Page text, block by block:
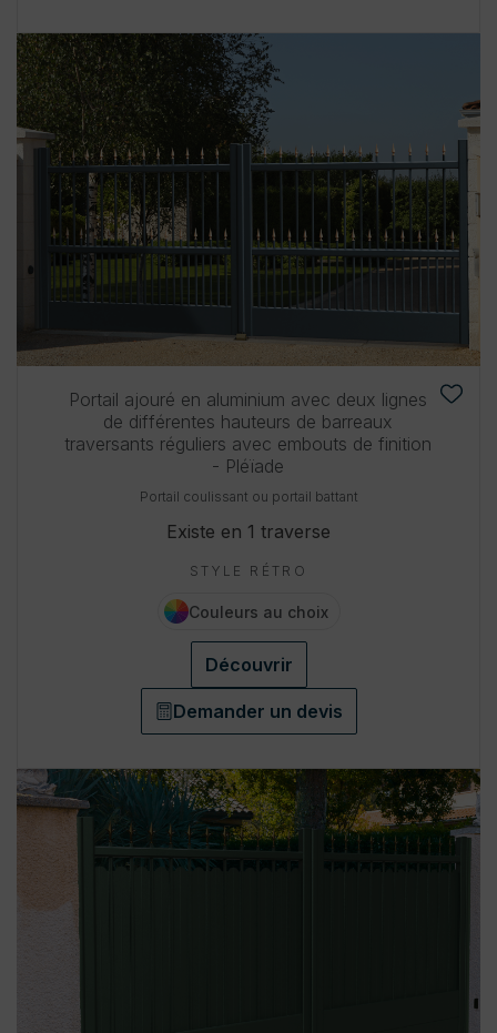
Portail ajouré en aluminium avec deux lignes
de différentes hauteurs de barreaux
traversants réguliers avec embouts de finition
- Pléïade
Portail coulissant ou portail battant
Existe en 1 traverse
STYLE RÉTRO
Couleurs au choix
Découvrir
Demander un devis